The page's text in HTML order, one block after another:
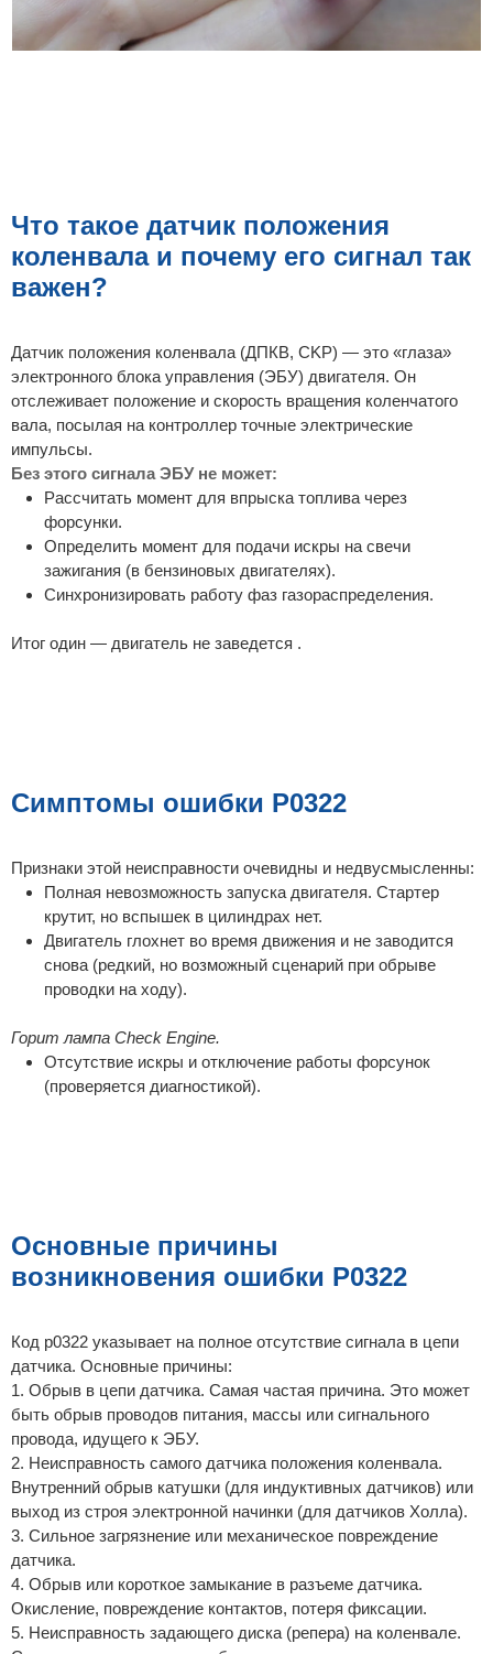
Что такое датчик положения
коленвала и почему его сигнал так
важен?
Датчик положения коленвала (ДПКВ, CKP) — это «глаза»
электронного блока управления (ЭБУ) двигателя. Он
отслеживает положение и скорость вращения коленчатого
вала, посылая на контроллер точные электрические
импульсы.
Без этого сигнала ЭБУ не может:
Рассчитать момент для впрыска топлива через
форсунки.
Определить момент для подачи искры на свечи
зажигания (в бензиновых двигателях).
Синхронизировать работу фаз газораспределения.
Итог один — двигатель не заведется .
Симптомы ошибки P0322
Признаки этой неисправности очевидны и недвусмысленны:
Полная невозможность запуска двигателя. Стартер
крутит, но вспышек в цилиндрах нет.
Двигатель глохнет во время движения и не заводится
снова (редкий, но возможный сценарий при обрыве
проводки на ходу).
Горит лампа Check Engine.
Отсутствие искры и отключение работы форсунок
(проверяется диагностикой).
Основные причины
возникновения ошибки P0322
Код p0322 указывает на полное отсутствие сигнала в цепи
датчика. Основные причины:
1. Обрыв в цепи датчика. Самая частая причина. Это может
быть обрыв проводов питания, массы или сигнального
провода, идущего к ЭБУ.
2. Неисправность самого датчика положения коленвала.
Внутренний обрыв катушки (для индуктивных датчиков) или
выход из строя электронной начинки (для датчиков Холла).
3. Сильное загрязнение или механическое повреждение
датчика.
4. Обрыв или короткое замыкание в разъеме датчика.
Окисление, повреждение контактов, потеря фиксации.
5. Неисправность задающего диска (репера) на коленвале.